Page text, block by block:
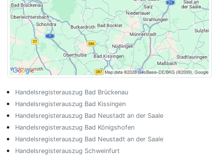
Handelsregisterauszug Bad Brückenau
Handelsregisterauszug Bad Kissingen
Handelsregisterauszug Bad Neustadt an der Saale
Handelsregisterauszug Bad Königshofen
Handelsregisterauszug Bad Neustadt an der Saale
Handelsregisterauszug Schweinfurt